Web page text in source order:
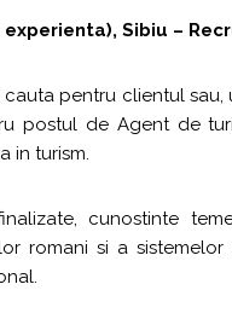
Sibiu –
cauta pentru clientul
postul de Agent de
in turism.
cunostinte
romani si a